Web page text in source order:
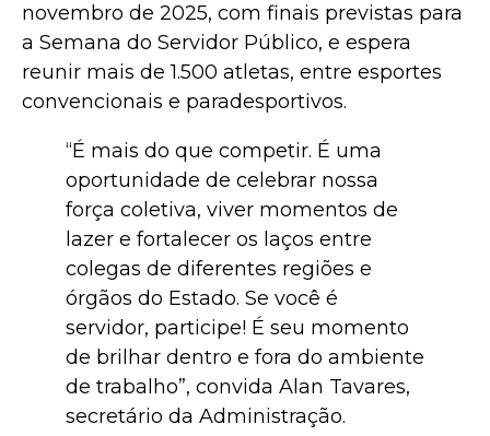
novembro de 2025, com finais previstas para
a Semana do Servidor Público, e espera
reunir mais de 1.500 atletas, entre esportes
convencionais e paradesportivos.
“É mais do que competir. É uma
oportunidade de celebrar nossa
força coletiva, viver momentos de
lazer e fortalecer os laços entre
colegas de diferentes regiões e
órgãos do Estado. Se você é
servidor, participe! É seu momento
de brilhar dentro e fora do ambiente
de trabalho”, convida Alan Tavares,
secretário da Administração.